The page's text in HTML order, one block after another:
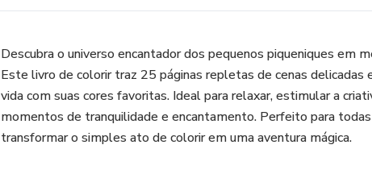
Descubra o universo encantador dos pequenos piqueniques em
Este livro de colorir traz 25 páginas repletas de cenas delicadas
vida com suas cores favoritas. Ideal para relaxar, estimular a
momentos de tranquilidade e encantamento. Perfeito para
transformar o simples ato de colorir em uma aventura mágica.